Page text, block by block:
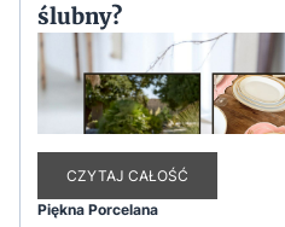
ślubny?
CZYTAJ CAŁOŚĆ
Piękna Porcelana